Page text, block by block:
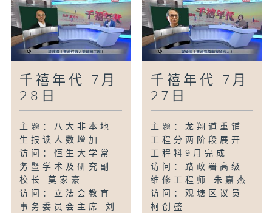
千禧年代 7月
28日
主题：八大非本地
生报读人数增加
访问：恒生大学常
务暨学术及研究副
校长 莫家豪
访问：立法会教育
事务委员会主席 刘
千禧年代 7月
27日
主题：龙翔道重铺
工程分两阶段展开
工程料9月完成
访问：路政署高级
维修工程师 朱嘉杰
访问：观塘区议员
柯创盛